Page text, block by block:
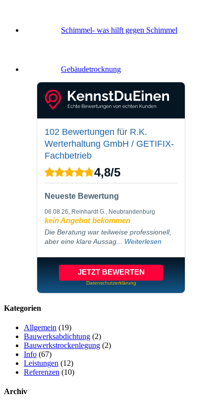
Schimmel- was hilft gegen Schimmel
Gebäude­trocknung
102 Bewertungen für R.K.
Werterhaltung GmbH / GETIFIX-
Fachbetrieb
4,8/5
Neueste Bewertung
06.08.26 , Reinhardt G., Neubrandenburg
kein Angebot bekommen
Die Beratung war teilweise professionell,
aber eine klare Aussag... Weiterlesen
JETZT BEWERTEN
Datenschutzerklärung
Kategorien
Allgemein (19)
Bauwerksabdichtung (2)
Bauwerkstrockenlegung (2)
Info (67)
Leistungen (12)
Referenzen (10)
Archiv